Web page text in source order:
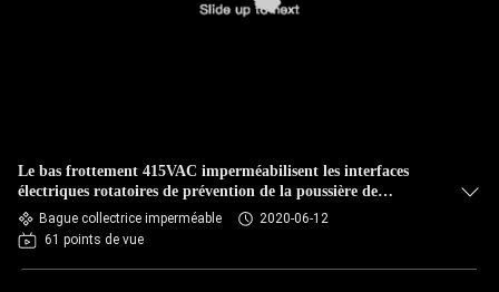
Le bas frottement 415VAC imperméabilisent les interfaces
électriques rotatoires de prévention de la poussière de
bague collectrice
Bague collectrice imperméable
2020-06-12
61 points de vue